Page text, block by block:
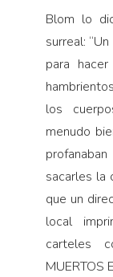
Blom lo
surreal:
para
los
menudo
sacarles la
que un
local
carteles
MUERTOS